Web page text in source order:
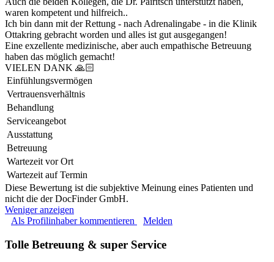
waren kompetent und hilfreich..
Ich bin dann mit der Rettung - nach Adrenalingabe - in die Klinik
Ottakring gebracht worden und alles ist gut ausgegangen!
Eine exzellente medizinische, aber auch empathische Betreuung
haben das möglich gemacht!
VIELEN DANK 🙏🏻
Einfühlungsvermögen
Vertrauensverhältnis
Behandlung
Serviceangebot
Ausstattung
Betreuung
Wartezeit vor Ort
Wartezeit auf Termin
Diese Bewertung ist die subjektive Meinung eines Patienten und
nicht die der DocFinder GmbH.
Weniger anzeigen
Als Profilinhaber kommentieren
Melden
Tolle Betreuung & super Service